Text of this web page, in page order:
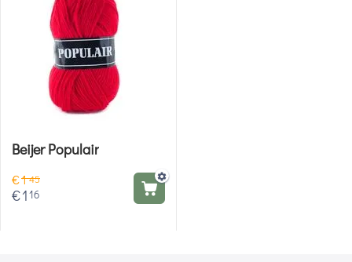
Beijer Populair
€145
€116